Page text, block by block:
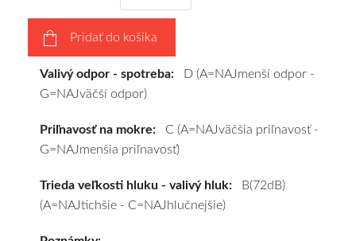
vášho
výberu
a
pošleme
zadarmo.
Pridať do košíka
Valivý odpor - spotreba: D (A=NAJmenší odpor -
G=NAJväčší odpor)
Priľnavosť na mokre: C (A=NAJväčšia priľnavosť -
G=NAJmenšia priľnavosť)
Trieda veľkosti hluku - valivý hluk: B(72dB)
(A=NAJtichšie - C=NAJhlučnejšie)